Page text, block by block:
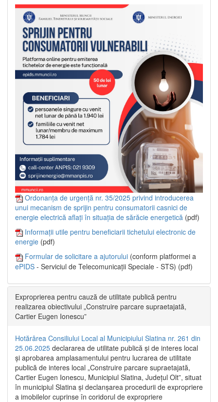
Ordonanța de urgență nr. 35/2025 privind introducerea
unui mecanism de sprijin pentru consumatorii casnici de
energie electrică aflați în situația de sărăcie energetică (pdf)
Informații utile pentru beneficiarii tichetului electronic de
energie (pdf)
Formular de solicitare a ajutorului (conform platformei a
ePIDS - Serviciul de Telecomunicații Speciale - STS) (pdf)
Exproprierea pentru cauză de utilitate publică pentru
realizarea obiectivului „Construire parcare supraetajată,
Cartier Eugen Ionescu”
Hotărârea Consiliului Local al Municipiului Slatina nr. 261 din
25.06.2025 declararea de utilitate publică și de interes local
și aprobarea amplasamentului pentru lucrarea de utilitate
publică de interes local „Construire parcare supraetajată,
Cartier Eugen Ionescu, Municipiul Slatina, Județul Olt”, situat
în municipiul Slatina și declanșarea procedurii de expropriere
a imobilelor cuprinse în coridorul de expropriere